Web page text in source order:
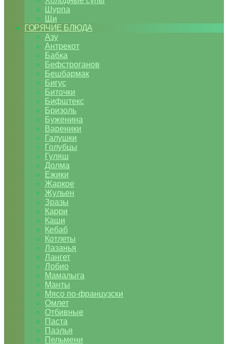
Шурпа
Щи
ГОРЯЧИЕ БЛЮДА
Азу
Антрекот
Бабка
Бефстроганов
Бешбармак
Бигус
Биточки
Бифштекс
Бризоль
Буженина
Вареники
Галушки
Голубцы
Гуляш
Долма
Ежики
Жаркое
Жульен
Зразы
Карри
Каши
Кебаб
Котлеты
Лазанья
Лангет
Лобио
Мамалыга
Манты
Мясо по-французски
Омлет
Отбивные
Паста
Паэлья
Пельмени